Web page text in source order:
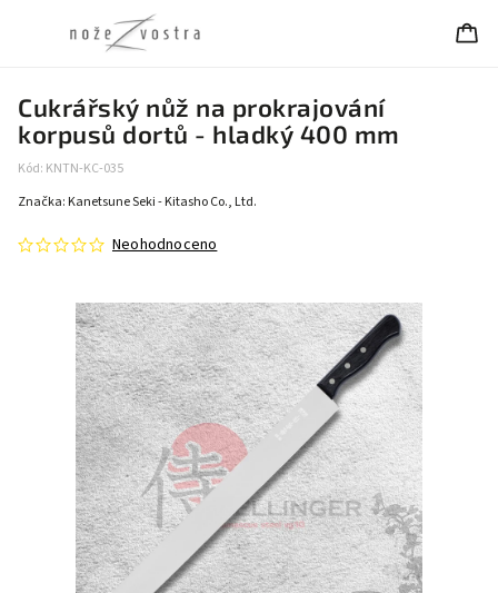
Cukrářský nůž na prokrajování
korpusů dortů - hladký 400 mm
Kód: KNTN-KC-035
Neohodnoceno
Značka: Kanetsune Seki - Kitasho Co., Ltd.